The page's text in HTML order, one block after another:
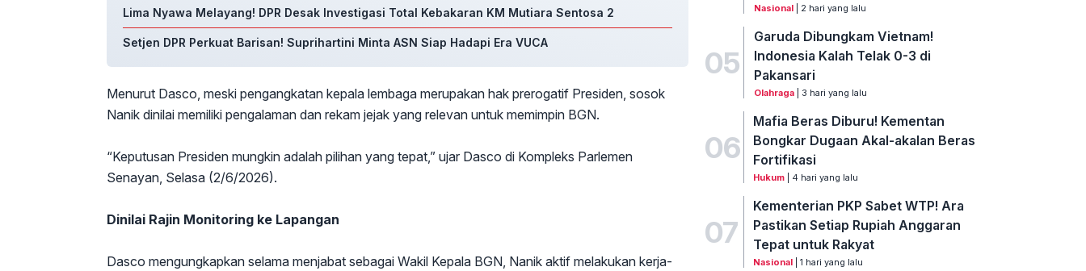
Lima Nyawa Melayang! DPR Desak Investigasi Total Kebakaran KM Mutiara Sentosa 2
Setjen DPR Perkuat Barisan! Suprihartini Minta ASN Siap Hadapi Era VUCA
Menurut Dasco, meski pengangkatan kepala lembaga merupakan hak prerogatif Presiden, sosok
Nanik dinilai memiliki pengalaman dan rekam jejak yang relevan untuk memimpin BGN.
“Keputusan Presiden mungkin adalah pilihan yang tepat,” ujar Dasco di Kompleks Parlemen
Senayan, Selasa (2/6/2026).
Dinilai Rajin Monitoring ke Lapangan
Dasco mengungkapkan selama menjabat sebagai Wakil Kepala BGN, Nanik aktif melakukan kerja-
Nasional| 2 hari yang lalu
05
Garuda Dibungkam Vietnam!
Indonesia Kalah Telak 0-3 di
Pakansari
Olahraga| 3 hari yang lalu
06
Mafia Beras Diburu! Kementan
Bongkar Dugaan Akal-akalan Beras
Fortifikasi
Hukum | 4 hari yang lalu
07
Kementerian PKP Sabet WTP! Ara
Pastikan Setiap Rupiah Anggaran
Tepat untuk Rakyat
Nasional | 1 hari yang lalu